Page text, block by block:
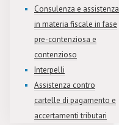
Consulenza e assistenza
in materia fiscale in fase
pre-contenziosa e
contenzioso
Interpelli
Assistenza contro
cartelle di pagamento e
accertamenti tributari